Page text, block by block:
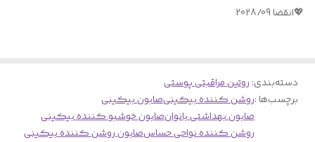
💖انقضا 2028/09
دسته‌بندی: روتین مراقبتی پوستی
برچسب‌ها :روشن کننده بیکینیصابون بیکینی
صابون بهداشتی بانوانصابون خوشبو کننده بیکینی
روشن کننده نواحی حساسصابون روشن کننده بیکینی